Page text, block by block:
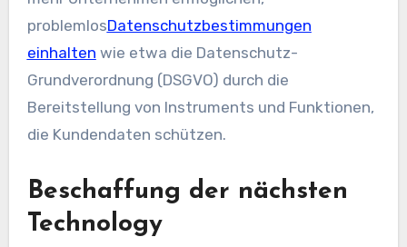
problemlosDatenschutzbestimmungen
einhalten wie etwa die Datenschutz-
Grundverordnung (DSGVO) durch die
Bereitstellung von Instruments und Funktionen,
die Kundendaten schützen.
Beschaffung der nächsten
Technology